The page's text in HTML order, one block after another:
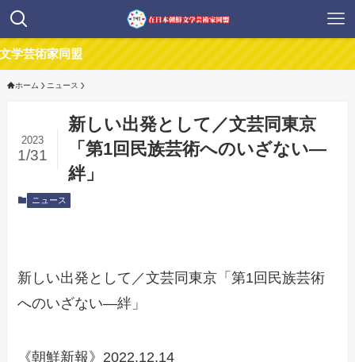
術家同盟
ホーム ニュース
新しい出発として／文芸同東京
「第1回民族芸術へのいざない―
絆」
2023
1/31
ニュース
新しい出発として／文芸同東京「第1回民族芸術
へのいざない―絆」
《朝鮮新報》2022.12.14